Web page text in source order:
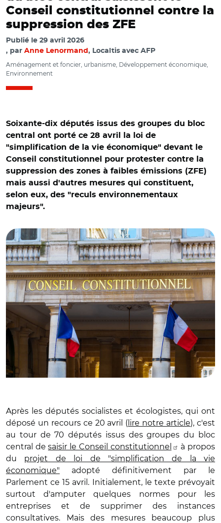
Conseil constitutionnel contre la
suppression des ZFE
Publié le 29 avril 2026
par Anne Lenormand , Localtis avec AFP
Aménagement et foncier, urbanisme, Développement économique,
Environnement
Soixante-dix députés issus des groupes du bloc
central ont porté ce 28 avril la loi de
"simplification de la vie économique" devant le
Conseil constitutionnel pour protester contre la
suppression des zones à faibles émissions (ZFE)
mais aussi d'autres mesures qui constituent,
selon eux, des "reculs environnementaux
majeurs".
Après les députés socialistes et écologistes, qui ont
déposé un recours ce 20 avril ( lire notre article), c'est
au tour de 70 députés issus des groupes du bloc
central desaisir le Conseil constitutionnel
à propos
du projet de loi de "simplification de la vie
économique" adopté définitivement par le
Parlement ce 15 avril. Initialement, le texte prévoyait
surtout d'amputer quelques normes pour les
entreprises et de supprimer des instances
consultatives. Mais des mesures beaucoup plus